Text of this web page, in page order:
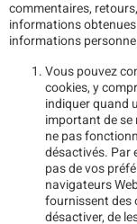
commentaires,
informations
informations
Vous pouvez
cookies, y
indiquer quand
important de se
ne pas
désactivés. Par
pas de vos
navigateurs
fournissent des
désactiver, de